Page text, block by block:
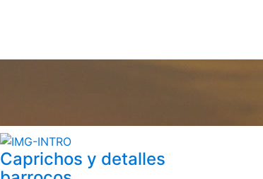
Caprichos y detalles